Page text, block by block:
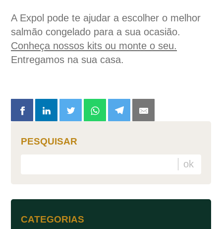
A Expol pode te ajudar a escolher o melhor
salmão congelado para a sua ocasião.
Conheça nossos kits ou monte o seu.
Entregamos na sua casa.
PESQUISAR
CATEGORIAS